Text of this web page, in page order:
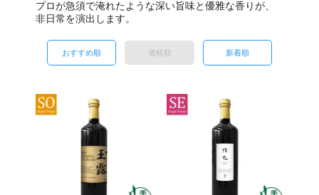
プロが急須で淹れたような深い旨味と優雅な香りが、
非日常を演出します。
おすすめ順 価格順 新着順